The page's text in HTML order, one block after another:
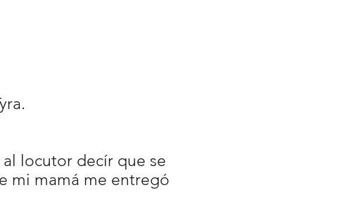
locutor decír que se
mi mamá me entregó